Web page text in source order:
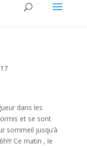
dans les
et se sont
sommeil jusqu’à
Ce matin , le